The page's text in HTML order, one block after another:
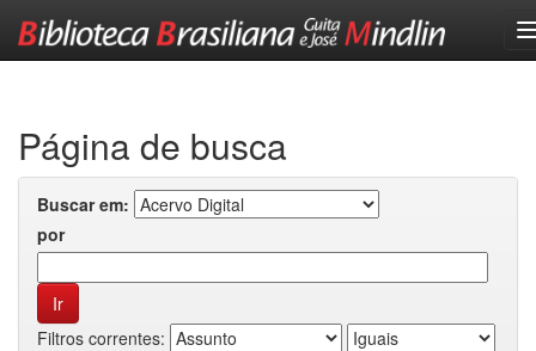
Página de busca
Buscar em:
por
Filtros correntes: